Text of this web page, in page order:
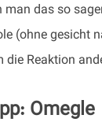
man das so
(ohne gesicht
die Reaktion
Omegle